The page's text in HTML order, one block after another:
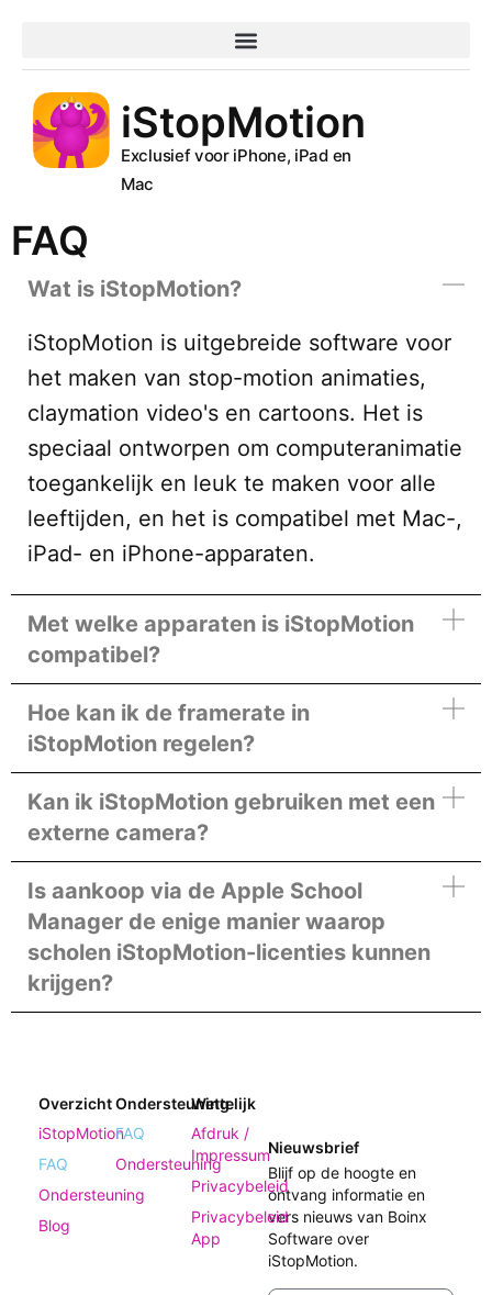
iStopMotion
Exclusief voor iPhone, iPad en
Mac
FAQ
Wat is iStopMotion?
iStopMotion is uitgebreide software voor
het maken van stop-motion animaties,
claymation video's en cartoons. Het is
speciaal ontworpen om computeranimatie
toegankelijk en leuk te maken voor alle
leeftijden, en het is compatibel met Mac-,
iPad- en iPhone-apparaten.
Met welke apparaten is iStopMotion
compatibel?
Hoe kan ik de framerate in
iStopMotion regelen?
Kan ik iStopMotion gebruiken met een
externe camera?
Is aankoop via de Apple School
Manager de enige manier waarop
scholen iStopMotion-licenties kunnen
krijgen?
Overzicht
iStopMotion
FAQ
Ondersteuning
Blog
Ondersteuning
FAQ
Ondersteuning
Wettelijk
Afdruk /
Impressum
Privacybeleid
Privacybeleid
App
Nieuwsbrief
Blijf op de hoogte en
ontvang informatie en
vers nieuws van Boinx
Software over
iStopMotion.